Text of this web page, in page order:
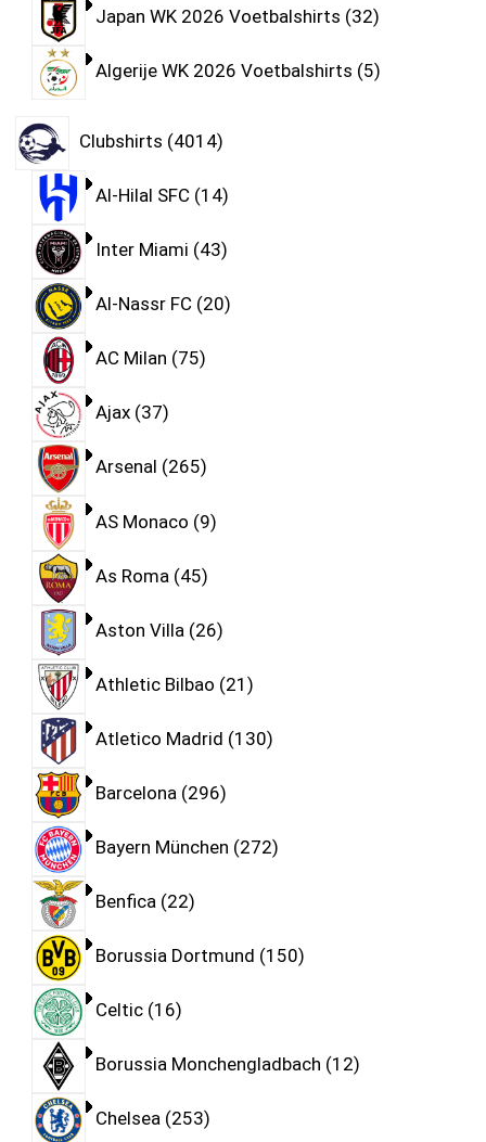
Japan WK 2026 Voetbalshirts 32
Algerije WK 2026 Voetbalshirts 5
Clubshirts 4014
Al-Hilal SFC 14
Inter Miami 43
Al-Nassr FC 20
AC Milan 75
Ajax 37
Arsenal 265
AS Monaco 9
As Roma 45
Aston Villa 26
Athletic Bilbao 21
Atletico Madrid 130
Barcelona 296
Bayern München 272
Benfica 22
Borussia Dortmund 150
Celtic 16
Borussia Monchengladbach 12
Chelsea 253